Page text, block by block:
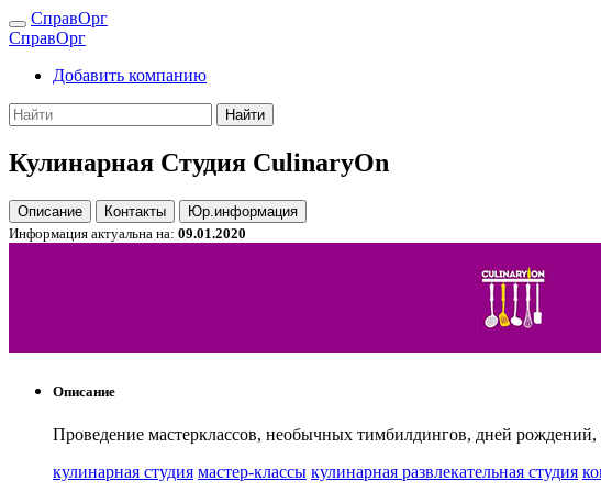
СправОрг
СправОрг
Добавить компанию
Найти
Кулинарная Студия CulinaryOn
Описание Контакты
Юр.информация
Информация актуальна на: 09.01.2020
Описание
Проведение мастерклассов, необычных тимбилдингов, дней
кулинарная студия мастер-классы кулинарная развлекательная студия